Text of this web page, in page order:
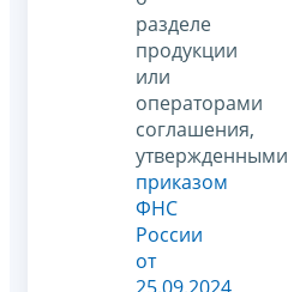
разделе
продукции
или
операторами
соглашения,
утвержденными
приказом
ФНС
России
от